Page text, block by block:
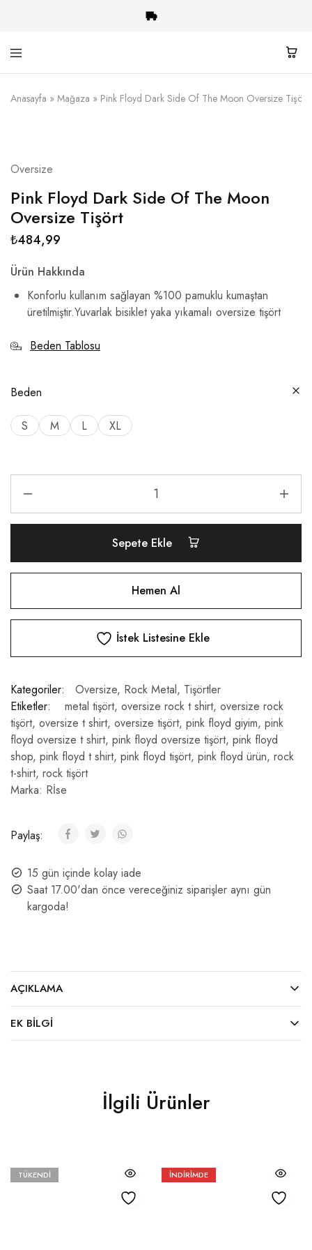
Heavy
Shop
Metal
Anasayfa » Mağaza » Pink Floyd Dark Side Of The Moon Oversize Tişört
Oversize
Pink Floyd Dark Side Of The Moon
Oversize Tişört
₺484,99
Ürün Hakkında
Konforlu kullanım sağlayan %100 pamuklu kumaştan
üretilmiştir.Yuvarlak bisiklet yaka yıkamalı oversize tişört
Beden Tablosu
Beden
S M L XL
Sepete Ekle
Hemen Al
İstek Listesine Ekle
Kategoriler: Oversize, Rock Metal, Tişörtler
Etiketler:
metal tişört, oversize rock t shirt, oversize rock
tişört, oversize t shirt, oversize tişört, pink floyd giyim, pink
floyd oversize t shirt, pink floyd oversize tişört, pink floyd
shop, pink floyd t shirt, pink floyd tişört, pink floyd ürün, rock
t-shirt, rock tişört
Marka: Rİse
Paylaş:
15 gün içinde kolay iade
Saat 17.00'dan önce vereceğiniz siparişler aynı gün
kargoda!
AÇIKLAMA
EK BILGI
İlgili Ürünler
TÜKENDI İNDIRIMDE